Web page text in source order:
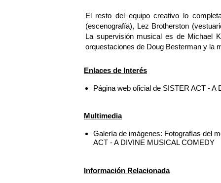
El resto del equipo creativo lo
(escenografía), Lez Brotherston
La supervisión musical es de Michael
orquestaciones de Doug Besterman y la
Enlaces de Interés
Página web oficial de SISTER ACT -
Multimedia
Galería de imágenes: Fotografías del
ACT - A DIVINE MUSICAL COMEDY
Información Relacionada